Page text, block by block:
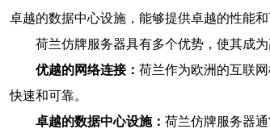
卓越的数据中心设施，能够提供卓越的性能和
荷兰仿牌服务器具有多个优势，使其成为
优越的网络连接： 荷兰作为欧洲的互联
快速和可靠。
卓越的数据中心设施： 荷兰仿牌服务器